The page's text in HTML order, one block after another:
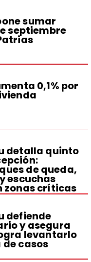
sumar
septiembre
0,1% por
detalla quinto
de queda,
escuchas
zonas críticas
defiende
y asegura
levantarlo
casos